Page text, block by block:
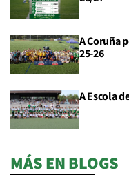
A Coruña
25-26
A Escola
MÁS EN BLOGS